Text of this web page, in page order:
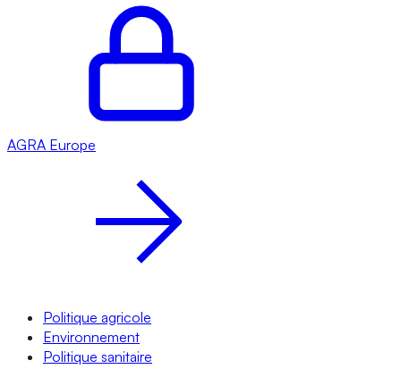
AGRA Europe
Politique agricole
Environnement
Politique sanitaire